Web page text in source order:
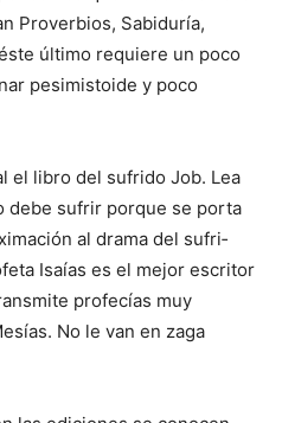
Proverbios, Sabi­duría,
último requiere un poco
pesimistoide y poco
el libro del sufrido Job. Lea
debe sufrir por­que se porta
al drama del sufri­
Isaías es el mejor escritor
profecías muy
No le van en zaga